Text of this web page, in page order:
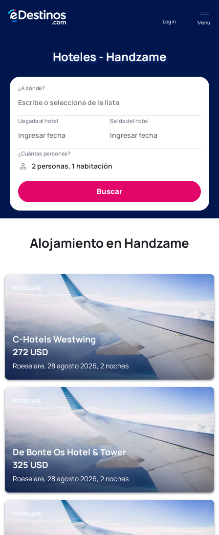
Menú
Log in
Hoteles - Handzame
Alojamiento en Handzame
ROESELARE
C-Hotels Westwing
272USD
Roeselare, 28 agosto 2026, 2 noches
ROESELARE
De Bonte Os Hotel & Tower
325USD
Roeselare, 28 agosto 2026, 2 noches
ROESELARE